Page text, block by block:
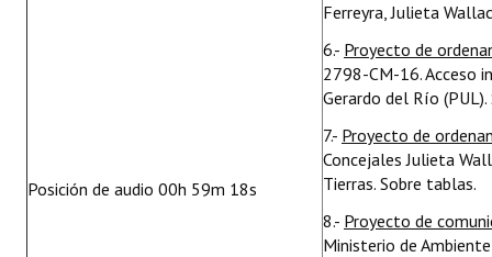
Posición de audio 00h 59m 18s
Ferreyra, Julieta
6.- Proyecto de
2798-CM-16. Acceso
Gerardo del Río
7.- Proyecto de
Concejales Julieta
Tierras. Sobre tablas.
8.- Proyecto de
Ministerio de